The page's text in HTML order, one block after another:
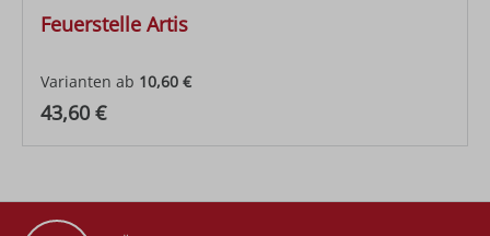
Feuerstelle Artis
Varianten ab 10,60 €
Regulärer Preis:
43,60 €